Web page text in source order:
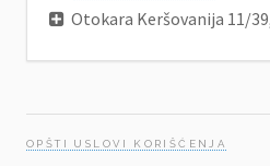
Otokara Keršovanija 11/
OPŠTI USLOVI KORIŠĆENJA